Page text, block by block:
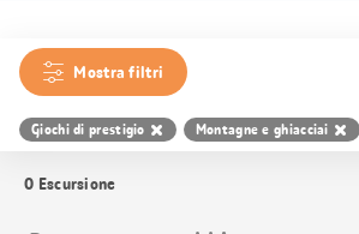
Mostra filtri
Giochi di prestigio Montagne e ghiacciai
0 Escursione